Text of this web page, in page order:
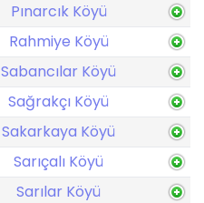
Pınarcık Köyü
Rahmiye Köyü
Sabancılar Köyü
Sağrakçı Köyü
Sakarkaya Köyü
Sarıçalı Köyü
Sarılar Köyü